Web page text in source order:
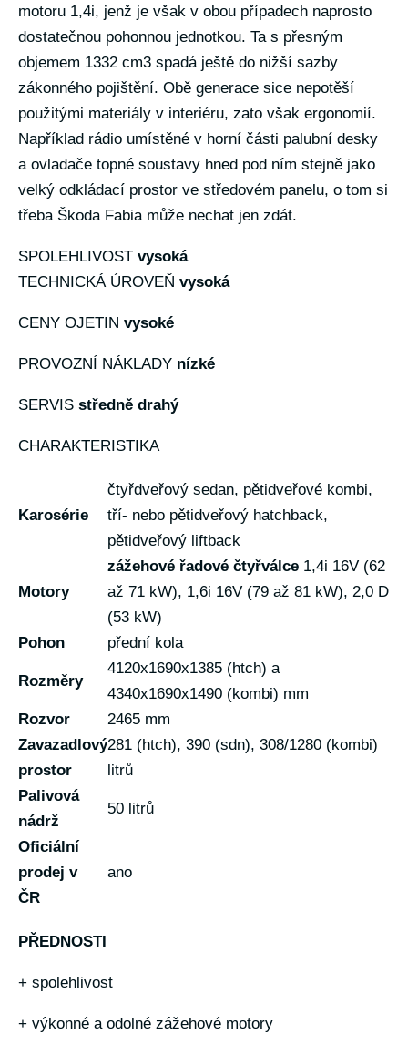
motoru 1,4i, jenž je však v obou případech naprosto
dostatečnou pohonnou jednotkou. Ta s přesným
objemem 1332 cm3 spadá ještě do nižší sazby
zákonného pojištění. Obě generace sice nepotěší
použitými materiály v interiéru, zato však ergonomií.
Například rádio umístěné v horní části palubní desky
a ovladače topné soustavy hned pod ním stejně jako
velký odkládací prostor ve středovém panelu, o tom si
třeba Škoda Fabia může nechat jen zdát.
SPOLEHLIVOST vysoká
TECHNICKÁ ÚROVEŇ vysoká
CENY OJETIN vysoké
PROVOZNÍ NÁKLADY nízké
SERVIS středně drahý
CHARAKTERISTIKA
Karosérie
čtyřdveřový sedan, pětidveřové kombi,
tří- nebo pětidveřový hatchback,
pětidveřový liftback
Motory
zážehové řadové čtyřválce 1,4i 16V (62
až 71 kW), 1,6i 16V (79 až 81 kW), 2,0 D
(53 kW)
Pohon
přední kola
Rozměry
4120x1690x1385 (htch) a
4340x1690x1490 (kombi) mm
Rozvor
2465 mm
Zavazadlový
prostor
281 (htch), 390 (sdn), 308/1280 (kombi)
litrů
Palivová
nádrž
50 litrů
Oficiální
prodej v
ČR
ano
PŘEDNOSTI
+ spolehlivost
+ výkonné a odolné zážehové motory